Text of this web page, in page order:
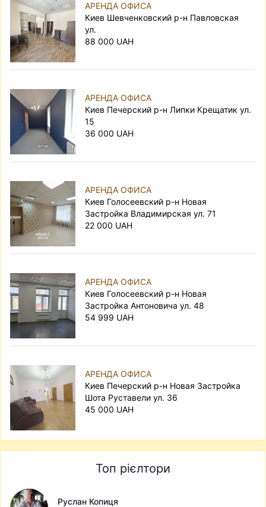
АРЕНДА ОФИСА
Киев Шевченковский р-н Павловская
ул.
88 000 UAH
АРЕНДА ОФИСА
Киев Печерский р-н Липки Крещатик ул.
15
36 000 UAH
АРЕНДА ОФИСА
Киев Голосеевский р-н Новая
Застройка Владимирская ул. 71
22 000 UAH
АРЕНДА ОФИСА
Киев Голосеевский р-н Новая
Застройка Антоновича ул. 48
54 999 UAH
АРЕНДА ОФИСА
Киев Печерский р-н Новая Застройка
Шота Руставели ул. 36
45 000 UAH
Топ рієлтори
Руслан Копиця